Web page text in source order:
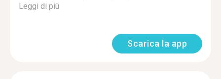
Leggi di più
Scarica la app